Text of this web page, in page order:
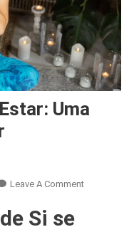
Uma
Leave A CommentOn
Si se